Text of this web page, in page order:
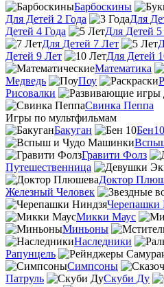
Барбоскины
Для Детей 2 Года
Для
Детей 4 Года
Для Детей
Для Детей 7 Лет
Детей 9 Лет
Для Детей
Математика
Медведь
Поу
Рисовалки
Свинка Пеппа
Игры по мультфильмам
Бакуган
Бен10
Гравити Фолз
Путешественница
Доктор
Железный Человек
Черепашки
Микки Маус
Миньоны
Наследники
Рапунцель
Симпсоны
Патруль
Скуби Ду